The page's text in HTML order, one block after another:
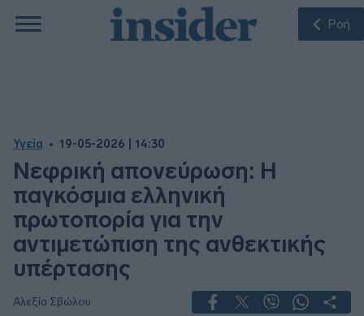
Ροή
Υγεία 19-05-2026 | 14:30
Νεφρική απονεύρωση: Η
παγκόσμια ελληνική
πρωτοπορία για την
αντιμετώπιση της ανθεκτικής
υπέρτασης
Αλεξία Σβώλου